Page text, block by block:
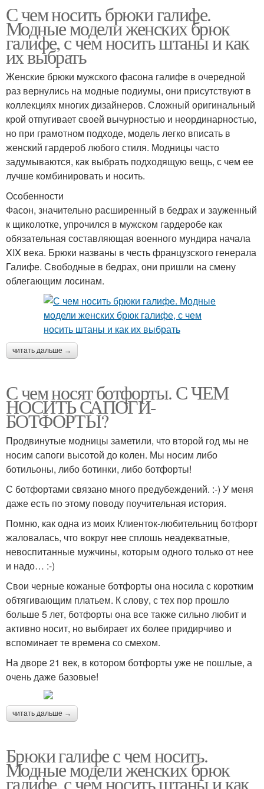
С чем носить брюки галифе.
Модные модели женских брюк
галифе, с чем носить штаны и как
их выбрать
Женские брюки мужского фасона галифе в очередной
раз вернулись на модные подиумы, они присутствуют в
коллекциях многих дизайнеров. Сложный оригинальный
крой отпугивает своей вычурностью и неординарностью,
но при грамотном подходе, модель легко вписать в
женский гардероб любого стиля. Модницы часто
задумываются, как выбрать подходящую вещь, с чем ее
лучше комбинировать и носить.
Особенности
Фасон, значительно расширенный в бедрах и зауженный
к щиколотке, упрочился в мужском гардеробе как
обязательная составляющая военного мундира начала
XIX века. Брюки названы в честь французского генерала
Галифе. Свободные в бедрах, они пришли на смену
облегающим лосинам.
читать дальше →
С чем носят ботфорты. С ЧЕМ
НОСИТЬ САПОГИ-
БОТФОРТЫ?
Продвинутые модницы заметили, что второй год мы не
носим сапоги высотой до колен. Мы носим либо
ботильоны, либо ботинки, либо ботфорты!
С ботфортами связано много предубеждений. :-) У меня
даже есть по этому поводу поучительная история.
Помню, как одна из моих Клиенток-любительниц ботфорт
жаловалась, что вокруг нее сплошь неадекватные,
невоспитанные мужчины, которым одного только от нее
и надо… :-)
Свои черные кожаные ботфорты она носила с коротким
обтягивающим платьем. К слову, с тех пор прошло
больше 5 лет, ботфорты она все также сильно любит и
активно носит, но выбирает их более придирчиво и
вспоминает те времена со смехом.
На дворе 21 век, в котором ботфорты уже не пошлые, а
очень даже базовые!
читать дальше →
Брюки галифе с чем носить.
Модные модели женских брюк
галифе, с чем носить штаны и как